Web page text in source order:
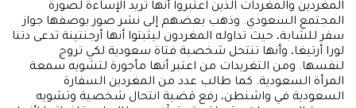
المغردين والمغردات الذين اعتبروا أنها تريد الإساءة لصورة
المجتمع السعودي. وذهب بعضهم إلى نشر صور بوصفها جواز
سفر للشابة، حيث تداوله المغردون ليثبتوا أنها أرجنتينة تدعى دتنا
لورا أرتيغا، وأنها تنتحل شخصية فتاة سعودية لكي تروج
لنفسها. ومن التغريدات من اعتبر أنها مأجورة لتشويه سمعة
المرأة السعودية. كما طالب عدد من المغردين السفارة
السعودية في واشنطن، رفع قضية انتحال شخصية وتشويه